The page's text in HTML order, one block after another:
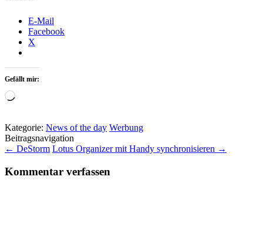
E-Mail
Facebook
X
Gefällt mir:
Wird
Kategorie: News of the day Werbung
Beitragsnavigation
← DeStorm Lotus Organizer mit Handy synchronisieren →
Kommentar verfassen